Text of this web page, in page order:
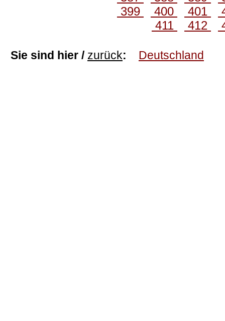
399
400 401
411
412
Sie sind hier / zurück: Deutschland